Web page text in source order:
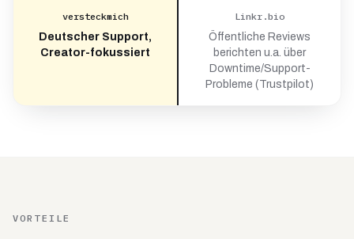
versteckmich
Deutscher Support,
Creator-fokussiert
Linkr.bio
Öffentliche Reviews
berichten u.a. über
Downtime/Support-
Probleme (Trustpilot)
VORTEILE